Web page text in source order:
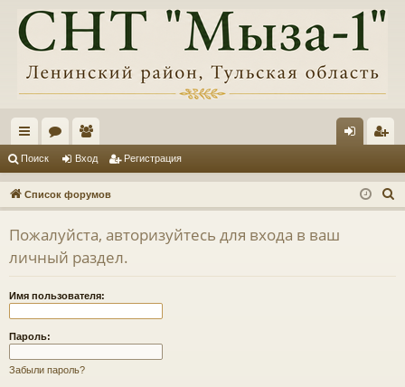
с
ы
лк
и
ум
ы
ол
ьз
ов
ат
ел
и
д ис
тр
Поиск Вход Регистрация
Список форумов
о
Пожалуйста, авторизуйтесь для входа в ваш
личный раздел.
Имя пользователя:
Пароль:
Забыли пароль?